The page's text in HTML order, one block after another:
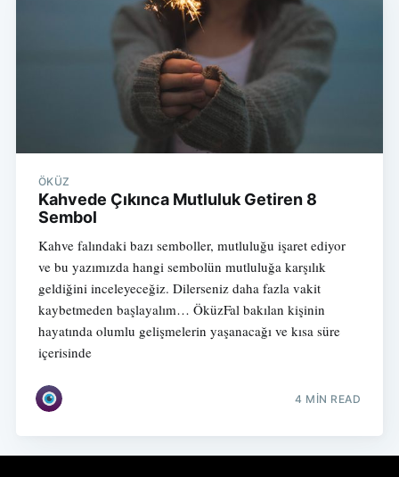
ÖKÜZ
Kahvede Çıkınca Mutluluk Getiren 8
Sembol
Kahve falındaki bazı semboller, mutluluğu işaret ediyor
ve bu yazımızda hangi sembolün mutluluğa karşılık
geldiğini inceleyeceğiz. Dilerseniz daha fazla vakit
kaybetmeden başlayalım… ÖküzFal bakılan kişinin
hayatında olumlu gelişmelerin yaşanacağı ve kısa süre
içerisinde
4 MIN READ